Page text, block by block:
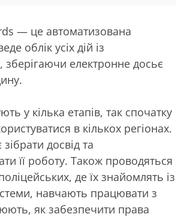
— це автоматизована
облік усіх дій із
електронне досьє
у кілька етапів, так спочатку
в кількох регіонах.
досвід та
її роботу. Також проводяться
де їх знайомлять із
навчають працювати з
як забезпечити права